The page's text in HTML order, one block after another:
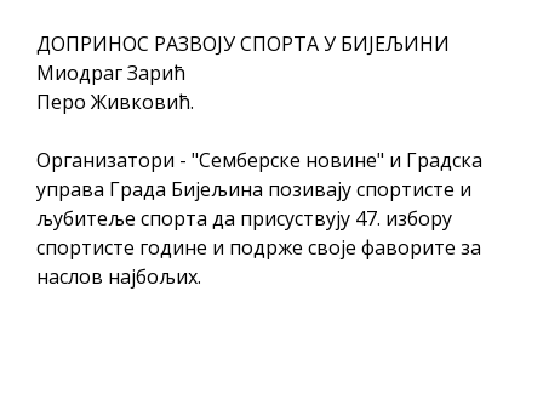
ДОПРИНОС РАЗВОЈУ СПОРТА У БИЈЕЉИНИ
Миодраг Зарић
Перо Живковић.
Организатори - "Семберске новине" и Градска
управа Града Бијељина позивају спортисте и
љубитеље спорта да присуствују 47. избору
спортисте године и подрже своје фаворите за
наслов најбољих.